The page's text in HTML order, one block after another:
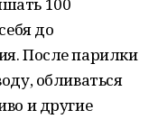
до
После парилки
обливаться
и другие